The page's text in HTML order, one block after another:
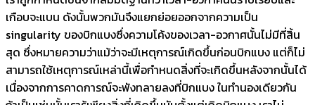
เกือบจะแบน ดังนั้นพวกมันจึงแยกย่อยออกจากความเป็น
singularity ของบิกแบงซึ่งความโค้งของเวลา-อวกาศนั้นไม่มีที่สิ้น
สุด ซึ่งหมายความว่าแม้ว่าจะมีเหตุการณ์เกิดขึ้นก่อนบิกแบง แต่ก็ไม่
สามารถใช้เหตุการณ์เหล่านี้เพื่อกำหนดสิ่งที่จะเกิดขึ้นหลังจากนั้นได้
เนื่องจากการคาดการณ์จะพังทลายลงที่บิกแบง ในทำนองเดียวกัน